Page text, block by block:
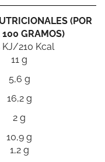
(POR
100 GRAMOS)
KJ/210 Kcal
11 g
5,6 g
16,2 g
2 g
10,9 g
1,2 g